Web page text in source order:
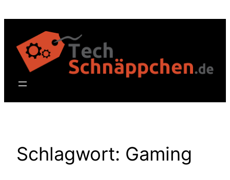
springen
Schlagwort: Gaming